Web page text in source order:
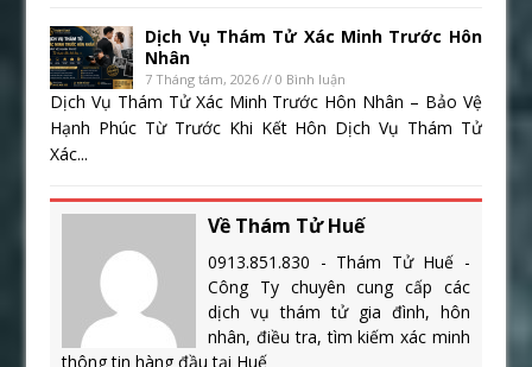
Dịch Vụ Thám Tử Xác Minh Trước Hôn
Nhân
7 Tháng tám, 2026 // 0 Bình luận
Dịch Vụ Thám Tử Xác Minh Trước Hôn Nhân – Bảo Vệ
Hạnh Phúc Từ Trước Khi Kết Hôn Dịch Vụ Thám Tử
Xác...
Về Thám Tử Huế
0913.851.830 - Thám Tử Huế -
Công Ty chuyên cung cấp các
dịch vụ thám tử gia đình, hôn
nhân, điều tra, tìm kiếm xác minh
thông tin hàng đầu tại Huế